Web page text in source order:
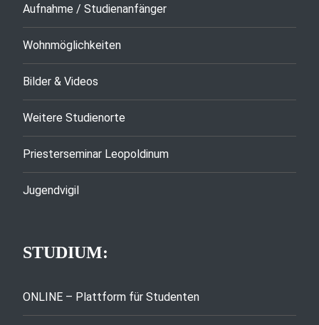
Aufnahme / Studienanfänger
Wohnmöglichkeiten
Bilder & Videos
Weitere Studienorte
Priesterseminar Leopoldinum
Jugendvigil
STUDIUM:
ONLINE – Plattform für Studenten